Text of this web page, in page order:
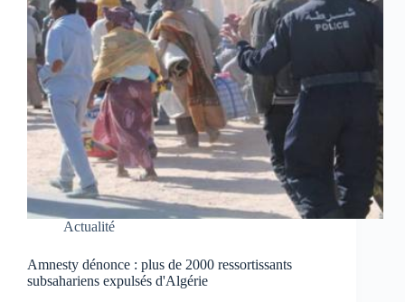
Actualité
Amnesty dénonce : plus de 2000 ressortissants
subsahariens expulsés d'Algérie